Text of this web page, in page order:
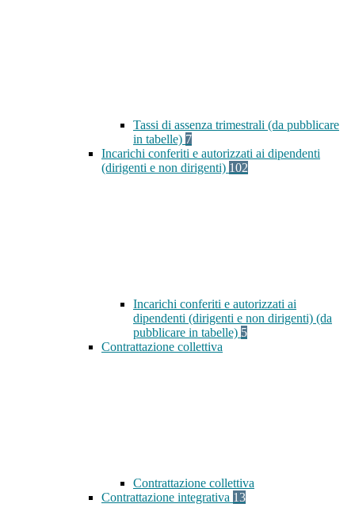
Tassi di assenza trimestrali (da pubblicare
in tabelle) 7
Incarichi conferiti e autorizzati ai dipendenti
(dirigenti e non dirigenti) 102
Incarichi conferiti e autorizzati ai
dipendenti (dirigenti e non dirigenti) (da
pubblicare in tabelle) 5
Contrattazione collettiva
Contrattazione collettiva
Contrattazione integrativa 13